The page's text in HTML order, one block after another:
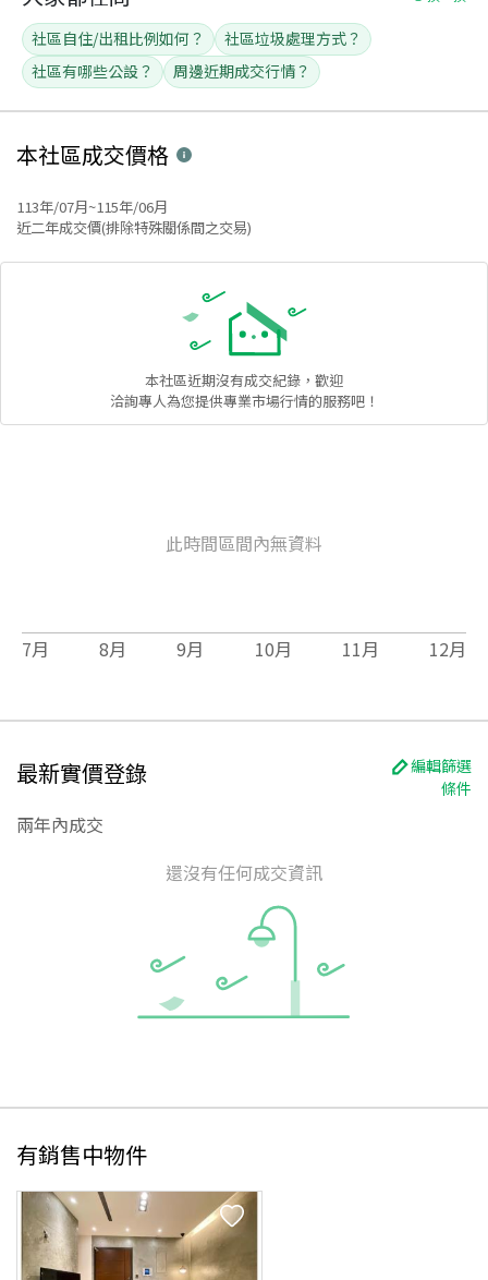
社區自住/出租比例如何？
社區垃圾處理方式？
社區有哪些公設？
周邊近期成交行情？
本社區成交價格
113年/07月~115年/06月
近二年成交價(排除特殊關係間之交易)
本社區近期沒有成交紀錄，歡迎
洽詢專人為您提供專業市場行情的服務吧！
此時間區間內無資料
7月 8月 9月 10月 11月 12月
最新實價登錄
編輯篩選
條件
兩年內成交
還沒有任何成交資訊
有銷售中物件